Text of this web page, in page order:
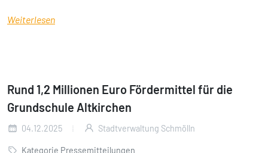
Weiterlesen
Rund 1,2 Millionen Euro Fördermittel für die
Grundschule Altkirchen
04.12.2025 Stadtverwaltung Schmölln
Kategorie Pressemitteilungen